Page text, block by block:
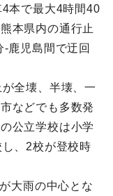
本で最大4時間40
本県内の通行止
鹿児島間で迂回
全壊、半壊、一
などでも多数発
公立学校は小学
、2校が登校時
大雨の中心とな